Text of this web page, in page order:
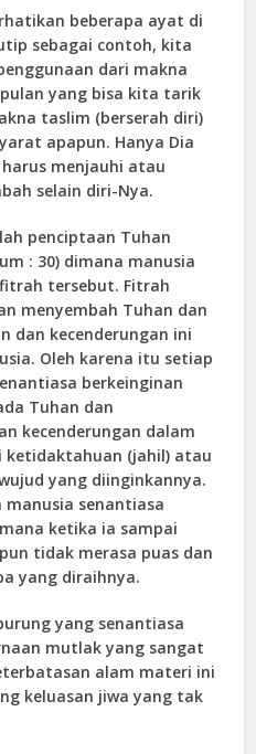
beberapa ayat di
sebagai contoh, kita
dari makna
yang bisa kita tarik
taslim (berserah diri)
apapun. Hanya Dia
menjauhi atau
selain diri-Nya.
penciptaan Tuhan
: 30) dimana manusia
tersebut. Fitrah
menyembah Tuhan dan
dan kecenderungan ini
Oleh karena itu setiap
berkeinginan
Tuhan dan
kecenderungan dalam
ketidaktahuan (jahil) atau
yang diinginkannya.
manusia senantiasa
ketika ia sampai
tidak merasa puas dan
yang diraihnya.
yang senantiasa
mutlak yang sangat
alam materi ini
keluasan jiwa yang tak